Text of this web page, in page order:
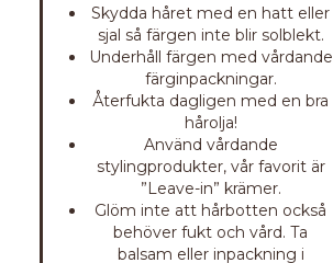
Skydda håret med en hatt eller
sjal så färgen inte blir solblekt.
Underhåll färgen med vårdande
färginpackningar.
Återfukta dagligen med en bra
hårolja!
Använd vårdande
stylingprodukter, vår favorit är
”Leave-in” krämer.
Glöm inte att hårbotten också
behöver fukt och vård. Ta
balsam eller inpackning i